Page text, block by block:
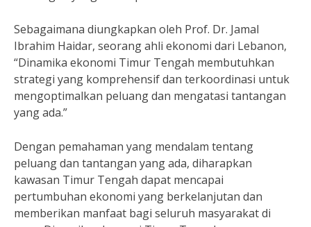
Sebagaimana diungkapkan oleh Prof. Dr. Jamal
Ibrahim Haidar, seorang ahli ekonomi dari Lebanon,
“Dinamika ekonomi Timur Tengah membutuhkan
strategi yang komprehensif dan terkoordinasi untuk
mengoptimalkan peluang dan mengatasi tantangan
yang ada.”
Dengan pemahaman yang mendalam tentang
peluang dan tantangan yang ada, diharapkan
kawasan Timur Tengah dapat mencapai
pertumbuhan ekonomi yang berkelanjutan dan
memberikan manfaat bagi seluruh masyarakat di